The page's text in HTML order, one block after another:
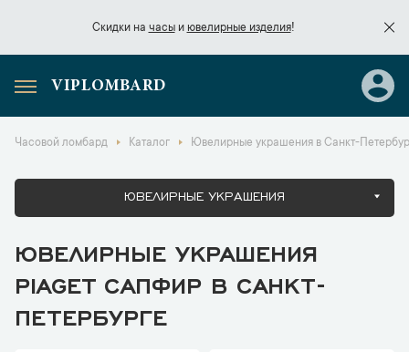
Скидки на часыи ювелирные изделия!
Скидки начасы
VIPLOMBARD
Часовой ломбард Каталог Ювелирные украшения в Санкт-
ЮВЕЛИРНЫЕ УКРАШЕНИЯ
ЮВЕЛИРНЫЕ УКРАШЕНИЯ
PIAGET САПФИР В САНКТ-
ПЕТЕРБУРГЕ